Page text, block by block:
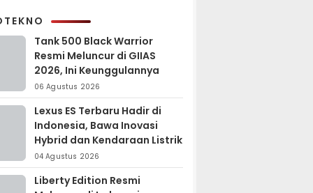
Tank 500 Black Warrior
Resmi Meluncur di GIIAS
2026, Ini Keunggulannya
06 Agustus 2026
Lexus ES Terbaru Hadir di
Indonesia, Bawa Inovasi
Hybrid dan Kendaraan Listrik
04 Agustus 2026
Liberty Edition Resmi